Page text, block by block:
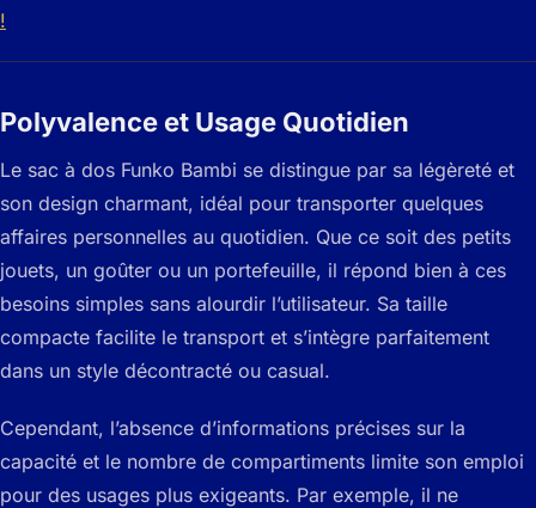
!
Polyvalence et Usage Quotidien
Le sac à dos Funko Bambi se distingue par sa légèreté et
son design charmant, idéal pour transporter quelques
affaires personnelles au quotidien. Que ce soit des petits
jouets, un goûter ou un portefeuille, il répond bien à ces
besoins simples sans alourdir l’utilisateur. Sa taille
compacte facilite le transport et s’intègre parfaitement
dans un style décontracté ou casual.
Cependant, l’absence d’informations précises sur la
capacité et le nombre de compartiments limite son emploi
pour des usages plus exigeants. Par exemple, il ne